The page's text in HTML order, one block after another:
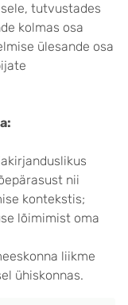
tutvustades
kolmas osa
ülesande osa
nii
kontekstis;
lõimimist oma
liikme
ühiskonnas.